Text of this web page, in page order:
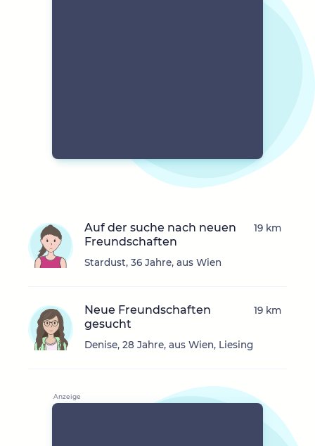
Auf der suche nach neuen
Freundschaften
Stardust, 36 Jahre, aus Wien
19 km
Neue Freundschaften
gesucht
Denise, 28 Jahre, aus Wien, Liesing
19 km